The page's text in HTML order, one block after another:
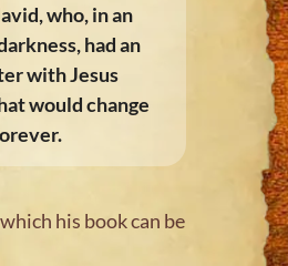
who, in an
had an
with Jesus
would change
his book can be